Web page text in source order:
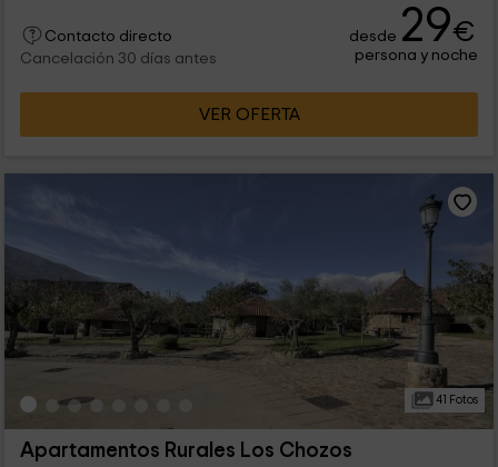
Contacto directo
Cancelación 30 días antes
desde 29€
persona y noche
VER OFERTA
41 Fotos
Apartamentos Rurales Los Chozos